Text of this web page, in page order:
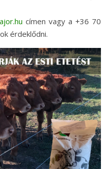
címen vagy a +36 70
érdeklődni.